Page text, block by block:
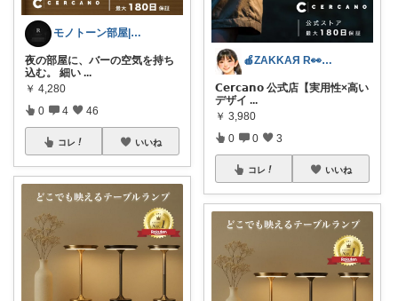
モノトーン部屋|器用貧乏
夜の部屋に、バーの空気を持ち
込む。 細い ...
￥ 4,280
0 4 46
コレ いいね
🍎ZAKKAЯ R👀M 経由購入感謝
𝗖𝗲𝗿𝗰𝗮𝗻𝗼 公式店【実用性×高い
デザイ ...
￥ 3,980
0 0 3
コレ いいね